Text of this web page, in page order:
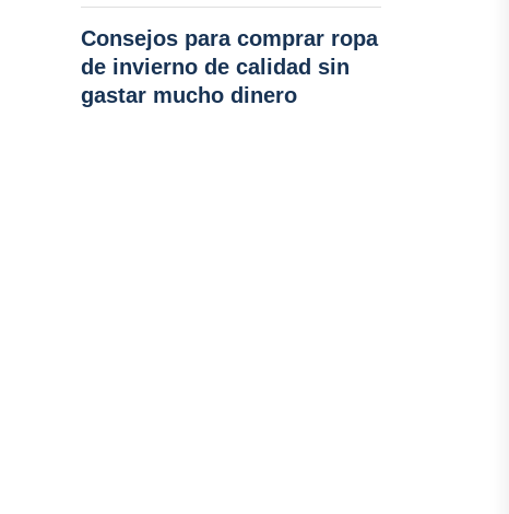
Consejos para comprar ropa
de invierno de calidad sin
gastar mucho dinero